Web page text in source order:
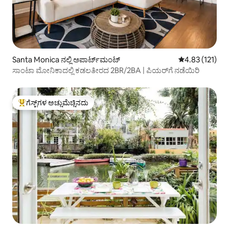
Santa Monica ನಲ್ಲಿ ಅಪಾರ್ಟ್‌ಮಂಟ್ 5 ರಲ್ಲಿ 4.83
4.83 (121)
ಸಾಂಟಾ ಮೋನಿಕಾದಲ್ಲಿ ಕಡಲತೀರದ 2BR/2BA | ಪಿಯರ್‌ಗೆ ನಡೆಯಿರಿ
ಗೆಸ್ಟ್‌ಗಳಿಗೆ ಅತಿ ಹೆಚ್ಚು ಅಚ್ಚುಮೆಚ್ಚಿನದು
ಗೆಸ್ಟ್‌ಗಳ ಅಚ್ಚುಮೆಚ್ಚಿನದು